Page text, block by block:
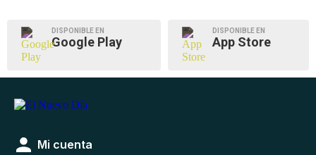
DISPONIBLE EN
Google Play
DISPONIBLE EN
App Store
Mi cuenta